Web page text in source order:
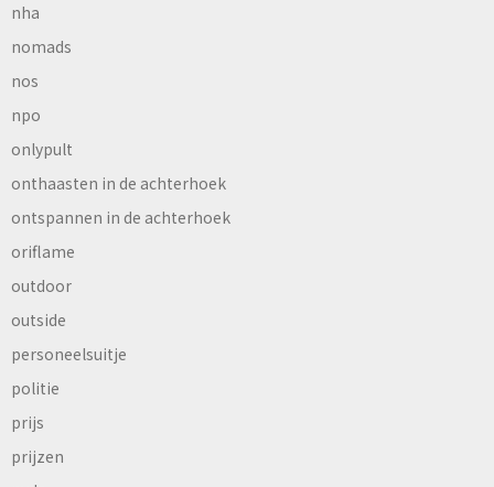
nha
nomads
nos
npo
onlypult
onthaasten in de achterhoek
ontspannen in de achterhoek
oriflame
outdoor
outside
personeelsuitje
politie
prijs
prijzen